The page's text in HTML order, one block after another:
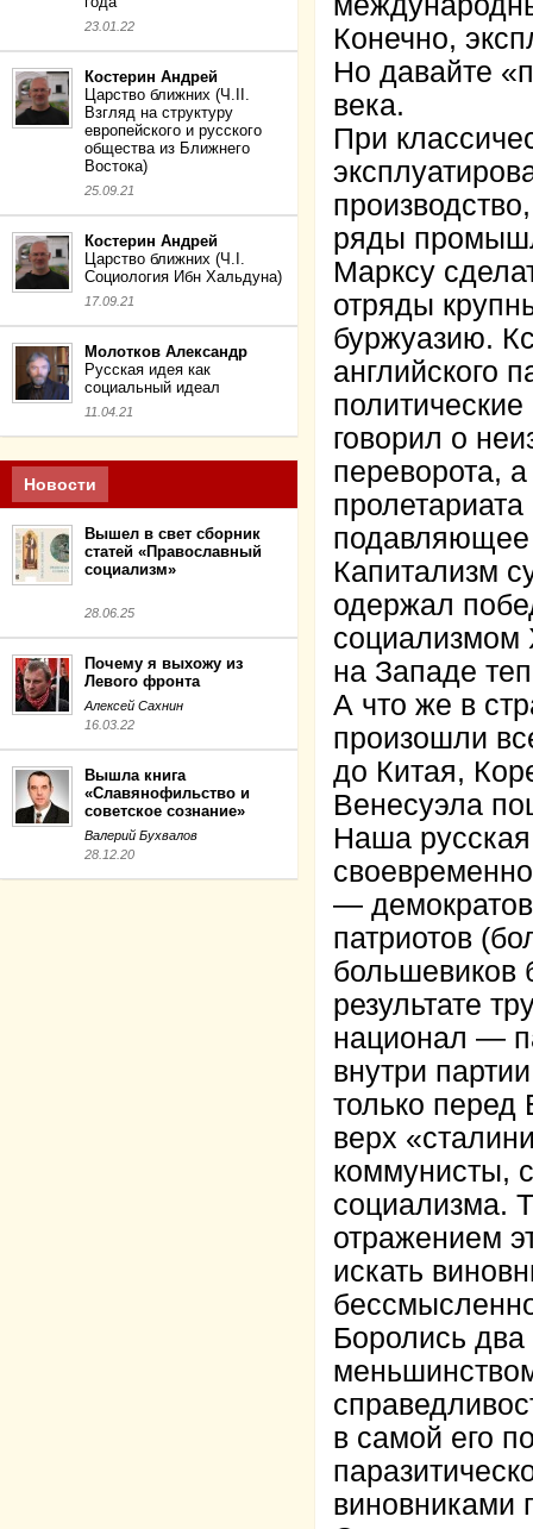
23.01.22
Костерин Андрей
Царство ближних (Ч.II.
Взгляд на структуру
европейского и русского
общества из Ближнего
Востока)
25.09.21
Костерин Андрей
Царство ближних (Ч.I.
Социология Ибн Хальдуна)
17.09.21
Молотков Александр
Русская идея как
социальный идеал
11.04.21
Новости
Вышел в свет сборник
статей «Православный
социализм»
28.06.25
Почему я выхожу из
Левого фронта
Алексей Сахнин
16.03.22
Вышла книга
«Славянофильство и
советское сознание»
Валерий Бухвалов
28.12.20
Конечно,
Но давайте
века.
При
ряды
Марксу
отряды
буржуазию.
английского
говорил о
переворота,
подавляющее
Капитализм
одержал
социализмом
на Западе
А что же в
произошли
до Китая,
Венесуэла
Наша
— демократов
патриотов
большевиков
результате
национал —
внутри
только перед
верх
коммунисты,
социализма.
отражением
искать
Боролись
в самой его
виновниками